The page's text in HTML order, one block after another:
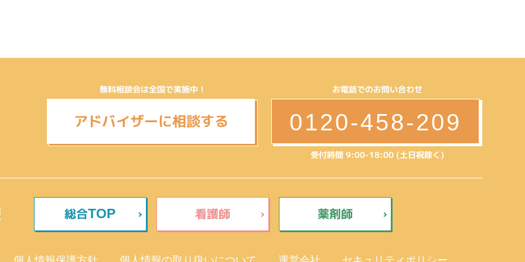
無料相談会は全国で実施中！
アドバイザーに相談する
お電話でのお問い合わせ
0120-458-209
受付時間 9:00-18:00 (土日祝除く)
総合TOP 看護師 薬剤師